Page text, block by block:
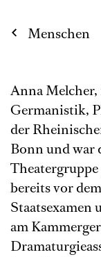
Menschen
Anna
Germanistik,
der
Bonn und
Theatergruppe
bereits vor
Staatsexamen
am